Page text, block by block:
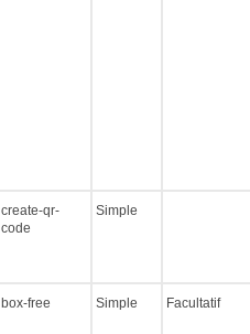
create-qr-
code
Simple
box-free Simple Facultatif